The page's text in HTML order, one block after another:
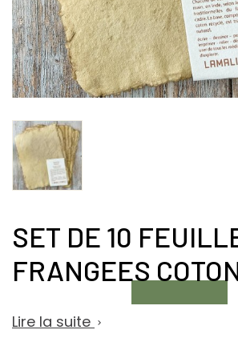
SET DE 10
FRANGEES
Lire la suite 